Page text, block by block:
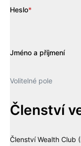
Heslo*
Jméno a příjmení
Volitelné pole
Členství
Členství Wealth Club